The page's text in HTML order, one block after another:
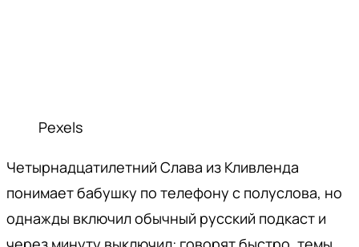
Pexels
Четырнадцатилетний Слава из Кливленда
понимает бабушку по телефону с полуслова, но
однажды включил обычный русский подкаст и